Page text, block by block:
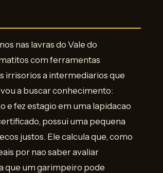
nas lavras do Vale do
com ferramentas
irrisorios a intermediarios que
a buscar conhecimento:
e fez estagio em uma lapidacao
possui uma pequena
justos. Ele calcula que, como
por nao saber avaliar
que um garimpeiro pode